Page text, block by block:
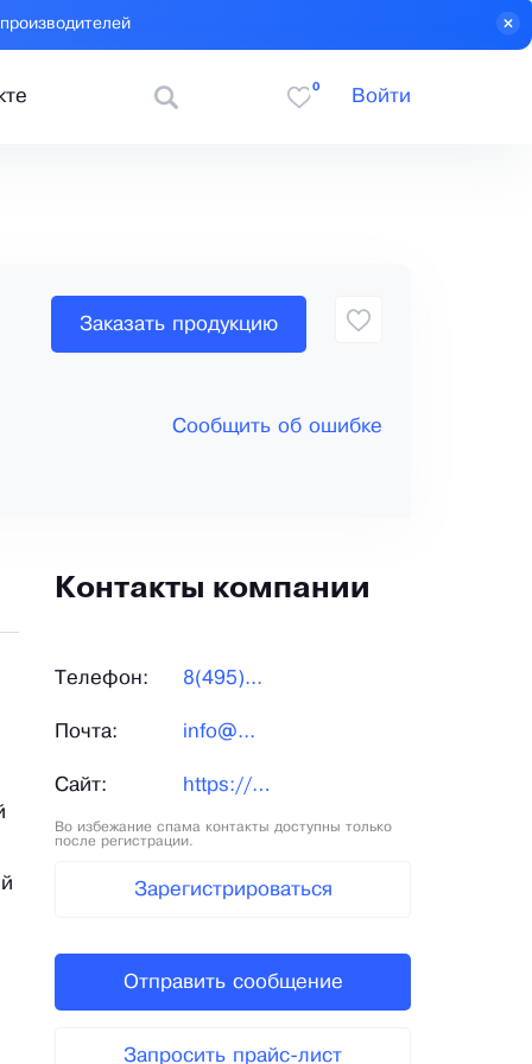
0
Войти
Заказать продукцию
Сообщить об ошибке
Контакты компании
Телефон: 8(495)...
Почта: info@...
Сайт: https://divangroup.ru/
Во избежание спама контакты доступны только
после регистрации.
Зарегистрироваться
Отправить сообщение
Запросить прайс-лист